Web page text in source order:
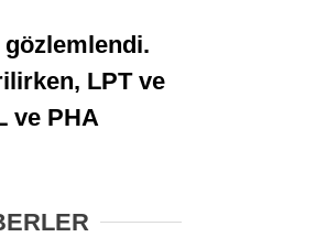
Stablecoin Haberleri
gözlemlendi.
LPT ve
ve PHA